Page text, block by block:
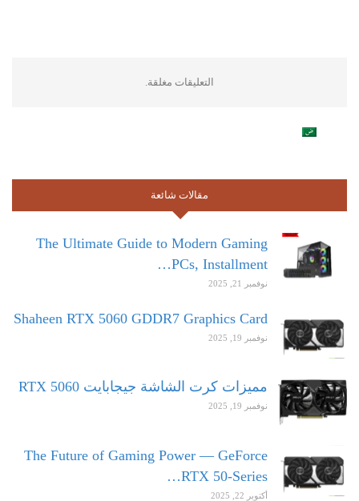
التعليقات مغلقة.
مقالات شائعة
The Ultimate Guide to Modern Gaming
PCs, Installment…
نوفمبر 21, 2025
Shaheen RTX 5060 GDDR7 Graphics Card
نوفمبر 19, 2025
مميزات كرت الشاشة جيجابايت RTX 5060
نوفمبر 19, 2025
The Future of Gaming Power — GeForce
RTX 50-Series…
أكتوبر 22, 2025